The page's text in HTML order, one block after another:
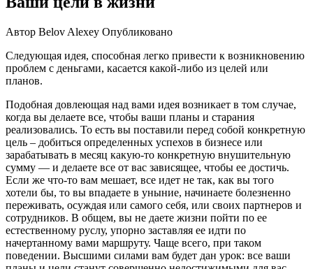
Автор Belov Alexey Опубликовано
Следующая идея, способная легко привести к возникновению
проблем с деньгами, касается какой-либо из целей или
планов.
Подобная довлеющая над вами идея возникает в том случае,
когда вы делаете все, чтобы ваши планы и старания
реализовались. То есть вы поставили перед собой конкретную
цель – добиться определенных успехов в бизнесе или
зарабатывать в месяц какую-то конкретную внушительную
сумму — и делаете все от вас зависящее, чтобы ее достичь.
Если же что-то вам мешает, все идет не так, как вы того
хотели бы, то вы впадаете в уныние, начинаете болезненно
переживать, осуждая или самого себя, или своих партнеров и
сотрудников. В общем, вы не даете жизни пойти по ее
естественному руслу, упорно заставляя ее идти по
начертанному вами маршруту. Чаще всего, при таком
поведении. Высшими силами вам будет дан урок: все ваши